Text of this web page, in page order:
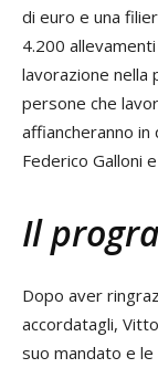
di euro e una
4.200
lavorazione nella
persone che
affiancheranno
Federico Galloni
Il
Dopo aver
accordatagli,
suo mandato e